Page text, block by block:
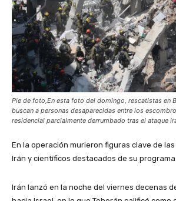
Pie de foto,En esta foto del domingo, rescatistas en
buscan a personas desaparecidas entre los
residencial parcialmente derrumbado tras el ataque
En la operación murieron figuras clave de
Irán y científicos destacados de su
Irán lanzó en la noche del viernes decenas